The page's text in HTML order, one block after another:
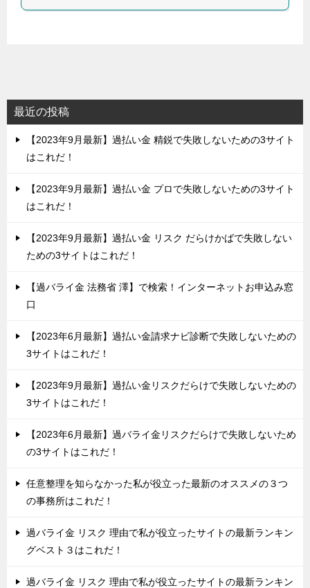
最近の投稿
【2023年9月最新】過払い金 精鋭で失敗しないための3サイト
はこれだ！
【2023年9月最新】過払い金 プロで失敗しないための3サイト
はこれだ！
【2023年9月最新】過払い金 リスク だらけかばで失敗しない
ための3サイトはこれだ！
【過バライ金 法務省 澤】で検索！インターネットお申込み窓
口
【2023年6月最新】過払い金請求ナビ診断で失敗しないための
3サイトはこれだ！
【2023年9月最新】過払い金リスクだらけで失敗しないための
3サイトはこれだ！
【2023年6月最新】過バライ金リスクだらけで失敗しないため
の3サイトはこれだ！
任意整理を知らなかった私が役立った最新のオススメの３つ
の事務所はこれだ！
過バライ金 リスク 理由で私が役立ったサイトの最新ランキン
グベスト３はこれだ！
過バライ金 リスク 理由で私が役立ったサイトの最新ランキン